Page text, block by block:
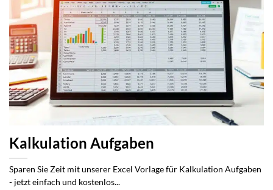
Kalkulation Aufgaben
Sparen Sie Zeit mit unserer Excel Vorlage für Kalkulation Aufgaben
- jetzt einfach und kostenlos...